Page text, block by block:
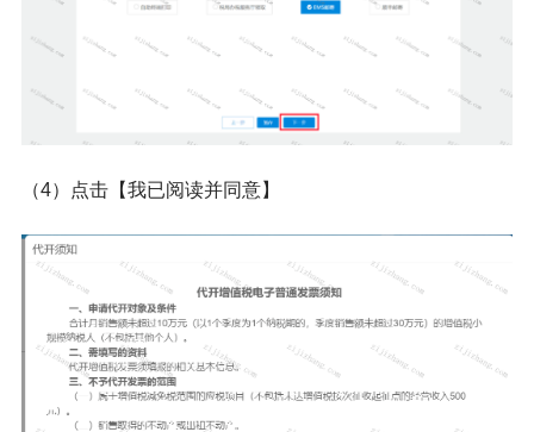
（4）点击【我已阅读并同意】